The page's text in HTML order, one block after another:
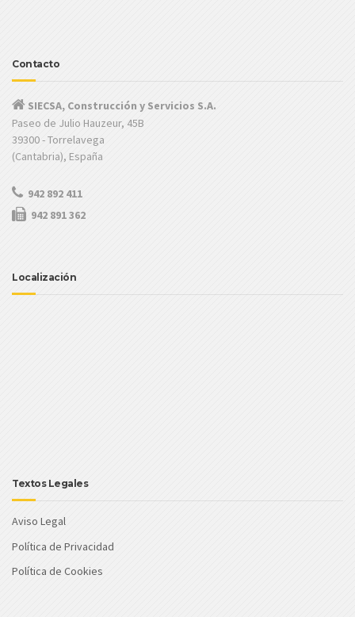
Contacto
SIECSA, Construcción y Servicios S.A.
Paseo de Julio Hauzeur, 45B
39300 - Torrelavega
(Cantabria), España
942 892 411
942 891 362
Localización
Textos Legales
Aviso Legal
Política de Privacidad
Política de Cookies